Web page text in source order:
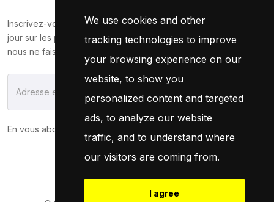
We use cookies and other
tracking technologies to improve
your browsing experience on our
website, to show you
personalized content and targeted
ads, to analyze our website
traffic, and to understand where
our visitors are coming from.
I agree
Inscrivez-vous maintenant pour recevoir les dernières mises à
jour sur les promotions et les coupons. Ne vous inquiétez pas,
nous ne faisons pas de spam !
S'Abonner
En vous abonnant, vous acceptez notre